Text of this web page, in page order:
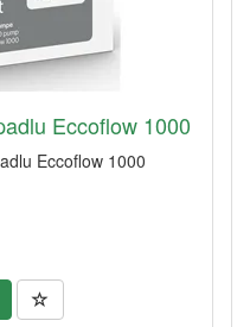
Eccoflow 1000
Eccoflow 1000